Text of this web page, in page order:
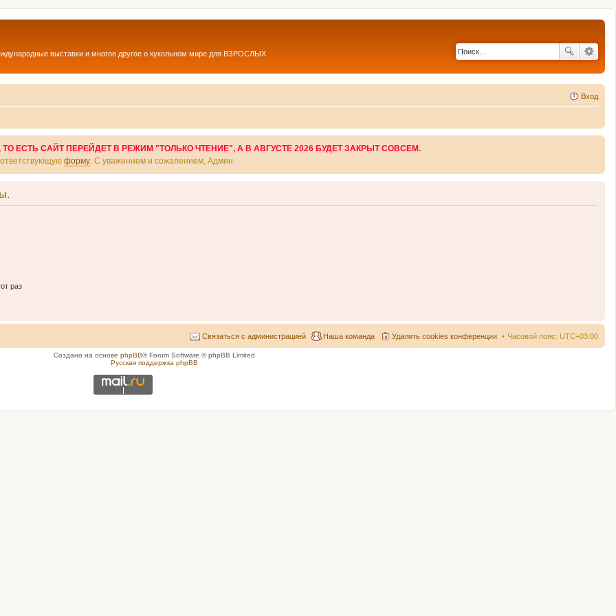
выставки и многое другое о кукольном мире для ВЗРОСЛЫХ
Вход
ЕСТЬ САЙТ ПЕРЕЙДЕТ В РЕЖИМ "ТОЛЬКО ЧТЕНИЕ", А В АВГУСТЕ 2026 БУДЕТ ЗАКРЫТ СОВСЕМ.
форму . С уважением и сожалением, Админ.
раз
Часовой пояс: UTC+03:00
Удалить cookies конференции
Наша команда
Связаться с администрацией
Создано на основе phpBB® Forum Software © phpBB Limited
Русская поддержка phpBB